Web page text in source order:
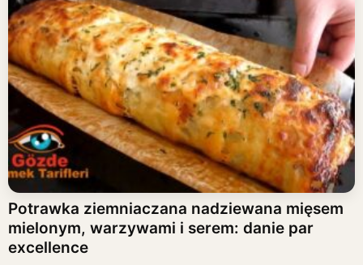
Potrawka ziemniaczana nadziewana mięsem
mielonym, warzywami i serem: danie par
excellence